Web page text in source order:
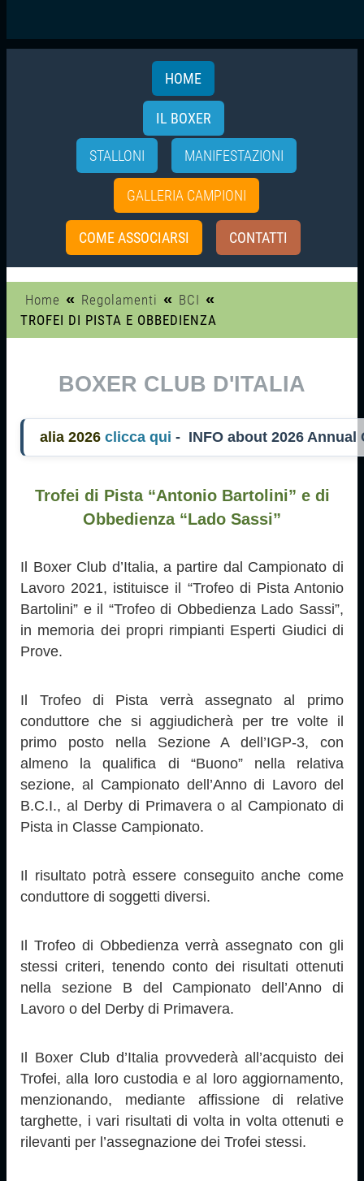
HOME
IL BOXER
STALLONI MANIFESTAZIONI
GALLERIA CAMPIONI
COME ASSOCIARSI CONTATTI
Home « Regolamenti « BCI «
TROFEI DI PISTA E OBBEDIENZA
BOXER CLUB D'ITALIA
ia 2026 clicca qui- INFO about 2026 Annual
Trofei di Pista “Antonio Bartolini” e di
Obbedienza “Lado Sassi”
Il Boxer Club d’Italia, a partire dal Campionato di
Lavoro 2021, istituisce il “Trofeo di Pista Antonio
Bartolini” e il “Trofeo di Obbedienza Lado Sassi”,
in memoria dei propri rimpianti Esperti Giudici di
Prove.
Il Trofeo di Pista verrà assegnato al primo
conduttore che si aggiudicherà per tre volte il
primo posto nella Sezione A dell’IGP-3, con
almeno la qualifica di “Buono” nella relativa
sezione, al Campionato dell’Anno di Lavoro del
B.C.I., al Derby di Primavera o al Campionato di
Pista in Classe Campionato.
Il risultato potrà essere conseguito anche come
conduttore di soggetti diversi.
Il Trofeo di Obbedienza verrà assegnato con gli
stessi criteri, tenendo conto dei risultati ottenuti
nella sezione B del Campionato dell’Anno di
Lavoro o del Derby di Primavera.
Il Boxer Club d’Italia provvederà all’acquisto dei
Trofei, alla loro custodia e al loro aggiornamento,
menzionando, mediante affissione di relative
targhette, i vari risultati di volta in volta ottenuti e
rilevanti per l’assegnazione dei Trofei stessi.